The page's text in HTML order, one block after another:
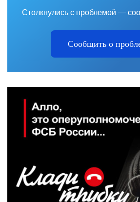
Столкнулись с проблемой —
Сообщить о